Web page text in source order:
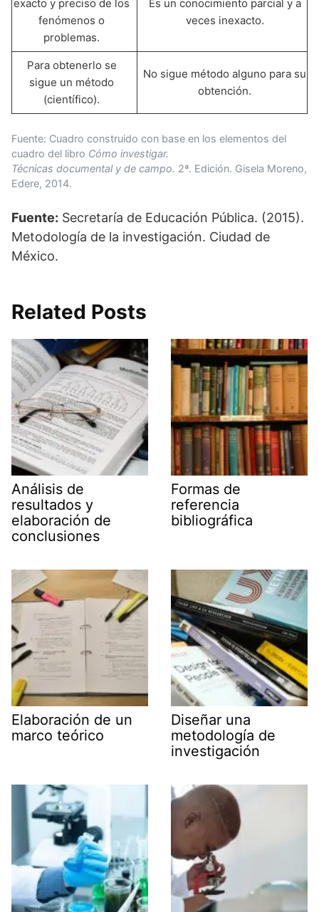
exacto y preciso de los
fenómenos o
problemas.
Es un conocimiento parcial y a
veces inexacto.
Para obtenerlo se
sigue un método
(científico).
No sigue método alguno para su
obtención.
Fuente: Cuadro construido con base en los elementos del
cuadro del libro Cómo investigar.
Técnicas documental y de campo. 2ª. Edición. Gisela Moreno,
Edere, 2014.
Fuente: Secretaría de Educación Pública. (2015).
Metodología de la investigación. Ciudad de
México.
Related Posts
Análisis de
resultados y
elaboración de
conclusiones
Formas de
referencia
bibliográfica
Elaboración de un
marco teórico
Diseñar una
metodología de
investigación